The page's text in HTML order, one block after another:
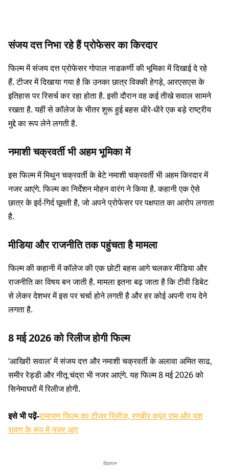
संजय दत्त निभा रहे हैं प्रोफेसर का किरदार
फिल्म में संजय दत्त प्रोफेसर गोपाल नाडकर्णी की भूमिका में दिखाई दे रहे
हैं. टीजर में दिखाया गया है कि उनका छात्र विक्की हेगड़े, आरएसएस के
इतिहास पर रिसर्च कर रहा होता है. इसी दौरान वह कई तीखे सवाल सामने
रखता है. यहीं से कॉलेज के भीतर शुरू हुई बहस धीरे-धीरे एक बड़े राष्ट्रीय
मुद्दे का रूप लेने लगती है.
नमाशी चक्रवर्ती भी अहम भूमिका में
इस फिल्म में मिथुन चक्रवर्ती के बेटे नमाशी चक्रवर्ती भी अहम किरदार में
नजर आएंगे. फिल्म का निर्देशन मोहन वारंग ने किया है. कहानी एक ऐसे
छात्र के इर्द-गिर्द घूमती है, जो अपने प्रोफेसर पर पक्षपात का आरोप लगाता
है.
मीडिया और राजनीति तक पहुंचता है मामला
फिल्म की कहानी में कॉलेज की एक छोटी बहस आगे चलकर मीडिया और
राजनीति का विषय बन जाती है. मामला इतना बढ़ जाता है कि टीवी डिबेट
से लेकर देशभर में इस पर चर्चा होने लगती है और हर कोई अपनी राय देने
लगता है.
8 मई 2026 को रिलीज होगी फिल्म
‘आखिरी सवाल’ में संजय दत्त और नमाशी चक्रवर्ती के अलावा अमित साढ,
समीर रेड्डी और नीतू चंद्रा भी नजर आएंगे. यह फिल्म 8 मई 2026 को
सिनेमाघरों में रिलीज होगी.
इसे भी पढ़ें-रामायण फिल्म का टीजर रिलीज, रणबीर कपूर राम और यश
रावण के रूप में नजर आए
विज्ञापन